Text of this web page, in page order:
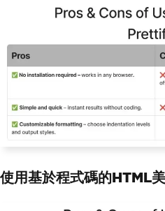
使用基於程式碼的HTML